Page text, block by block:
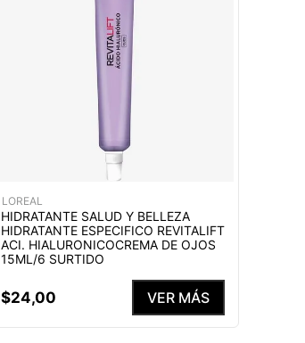
LOREAL
HIDRATANTE SALUD Y BELLEZA
HIDRATANTE ESPECIFICO REVITALIFT
ACI. HIALURONICOCREMA DE OJOS
15ML/6 SURTIDO
$24,00 VER MÁS